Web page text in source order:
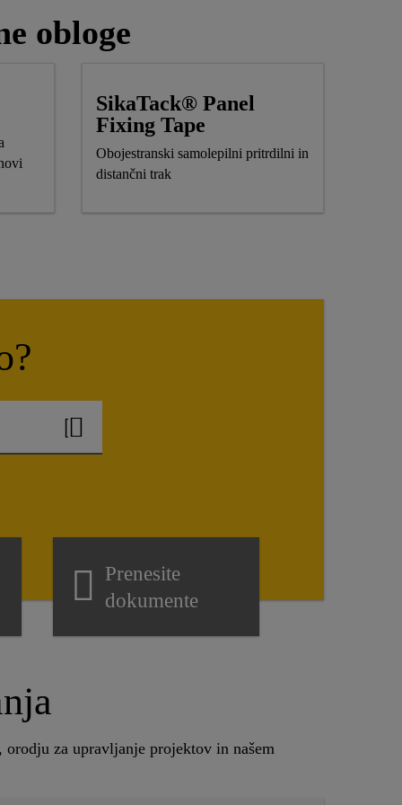
obloge
SikaTack® Panel
Fixing Tape
Obojestranski samolepilni pritrdilni in
distančni trak
Prenesite
dokumente
za upravljanje projektov in našem